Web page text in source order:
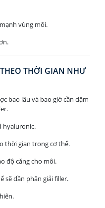
vùng môi.
THỜI GIAN NHƯ
bao lâu và bao giờ cần dặm
hyaluronic.
thời gian trong cơ thể.
độ căng cho môi.
sẽ dần phân giải filler.